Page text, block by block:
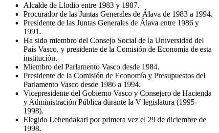
Alcalde de Llodio entre 1983 y 1987.
Procurador de las Juntas Generales de Álava de 1983 a 1994.
Presidente de las Juntas Generales de Álava entre 1986 y
1991.
Ha sido miembro del Consejo Social de la Universidad del
País Vasco, y presidente de la Comisión de Economía de esta
institución.
Miembro del Parlamento Vasco desde 1984.
Presidente de la Comisión de Economía y Presupuestos del
Parlamento Vasco desde 1986 a 1994.
Vicepresidente del Gobierno Vasco y Consejero de Hacienda
y Administración Pública durante la V legislatura (1995-
1998).
Elegido Lehendakari por primera vez el 29 de diciembre de
1998.